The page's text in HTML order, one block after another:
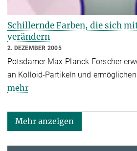
Schillernde Farben, die sich
verändern
2. DEZEMBER 2005
Potsdamer Max-Planck-Forscher
an Kolloid-Partikeln und
mehr
Mehr anzeigen